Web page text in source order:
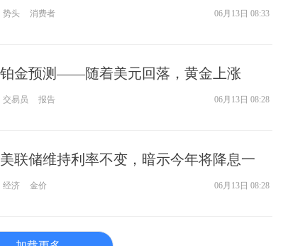
势头 消费者 06月13日 08:33
金预测——随着美元回落，黄金上涨
属开始反弹
交易员 报告 06月13日 08:28
联储维持利率不变，暗示今年将降息一
住2350美元关口
经济 金价 06月13日 08:28